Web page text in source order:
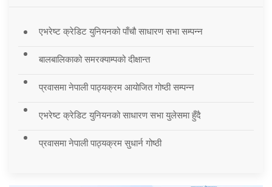
एभरेष्ट क्रेडिट युनियनको पाँचौ साधारण सभा सम्पन्न
बालबालिकाको समरक्याम्पको दीक्षान्त
प्रवासमा नेपाली पाठ्यक्रम आयोजित गोष्ठी सम्पन्न
एभरेष्ट क्रेडिट युनियनको साधारण सभा युलेसमा हुँदै
प्रवासमा नेपाली पाठ्यक्रम सुधार्न गोष्ठी